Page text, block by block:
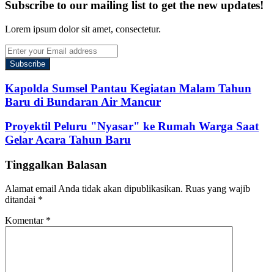
Subscribe to our mailing list to get the new updates!
Lorem ipsum dolor sit amet, consectetur.
Enter
your
Email
address
Kapolda Sumsel Pantau Kegiatan Malam Tahun
Baru di Bundaran Air Mancur
Proyektil Peluru "Nyasar" ke Rumah Warga Saat
Gelar Acara Tahun Baru
Tinggalkan Balasan
Alamat email Anda tidak akan dipublikasikan. Ruas yang wajib
ditandai *
Komentar *